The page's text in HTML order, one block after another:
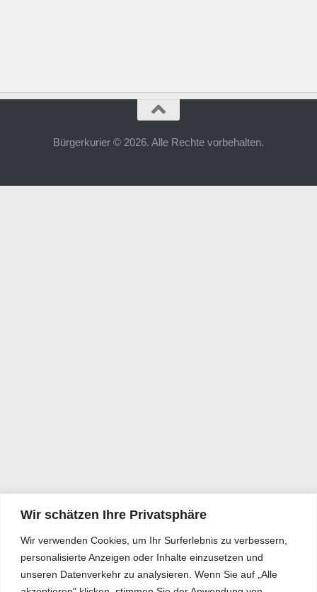
Wir schätzen Ihre Privatsphäre
Wir verwenden Cookies, um Ihr Surferlebnis zu verbessern,
personalisierte Anzeigen oder Inhalte einzusetzen und
unseren Datenverkehr zu analysieren. Wenn Sie auf „Alle
Bürgerkurier © 2026. Alle Rechte vorbehalten.